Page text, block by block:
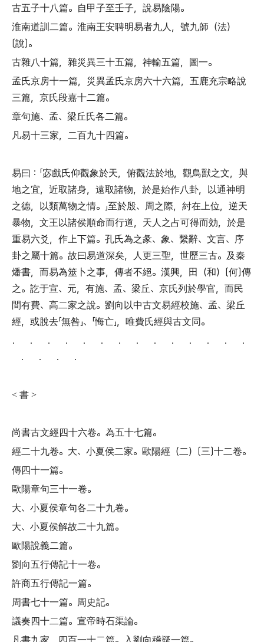
古五子十八篇。 自甲子至壬子， 說易陰陽。
淮南道訓二篇。 淮南王安聘明易者九人， 號九師 （法）
〔說〕。
古雜八十篇， 雜災異三十五篇， 神輸五篇， 圖一。
孟氏京房十一篇， 災異孟氏京房六十六篇， 五鹿充宗略說
三篇， 京氏段嘉十二篇。
章句施、 孟、 梁丘氏各二篇。
凡易十三家， 二百九十四篇。
易曰 ：「宓戲氏仰觀象於天， 俯觀法於地， 觀鳥獸之文， 與
地之宜， 近取諸身， 遠取諸物， 於是始作八卦， 以通神明
之德， 以類萬物之情。」至於殷、 周之際， 紂在上位， 逆天
暴物， 文王以諸侯順命而行道， 天人之占可得而効， 於是
重易六爻 ， 作上下篇。 孔氏為之彖、 象、 繫辭、 文言、 序
卦之屬十篇。 故曰易道深矣， 人更三聖， 世歷三古。 及秦
燔書， 而易為筮卜之事， 傳者不絕。 漢興， 田 （和）〔何〕傳
之。 訖于宣、 元， 有施、 孟、 梁丘、 京氏列於學官， 而民
間有費、 高二家之說。 劉向以中古文易經校施、 孟、 梁丘
經， 或脫去「無咎」、「悔亡」， 唯費氏經與古文同。
． ． ． ． ． ． ． ． ． ． ． ． ． ．
． ． ． ．
< 書 >
尚書古文經四十六卷。 為五十七篇。
經二十九卷。 大、 小夏侯二家。 歐陽經 （二）〔三〕十二卷。
傳四十一篇。
歐陽章句三十一卷。
大、 小夏侯章句各二十九卷。
大、 小夏侯解故二十九篇。
歐陽說義二篇。
劉向五行傳記十一卷。
許商五行傳記一篇。
周書七十一篇。 周史記。
議奏四十二篇。 宣帝時石渠論。